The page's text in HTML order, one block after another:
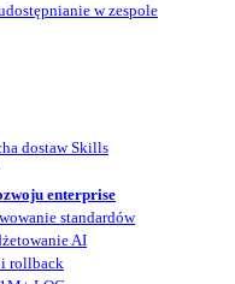
w zespole
dostaw Skills
enterprise
standardów
AI
rollback